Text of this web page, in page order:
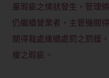
量瑕疵之情狀發生，管理
仍繼續營業者，主管機關
關得裁處連續處罰之罰鍰
權之瑕疵。